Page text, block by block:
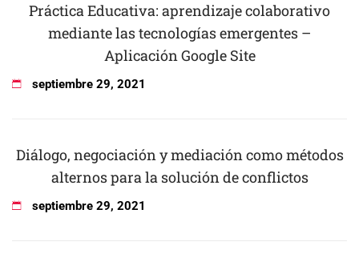
Práctica Educativa: aprendizaje colaborativo
mediante las tecnologías emergentes –
Aplicación Google Site
septiembre 29, 2021
Diálogo, negociación y mediación como métodos
alternos para la solución de conflictos
septiembre 29, 2021